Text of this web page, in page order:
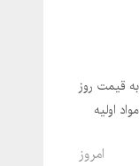
قیمت روز
اولیه
امروز